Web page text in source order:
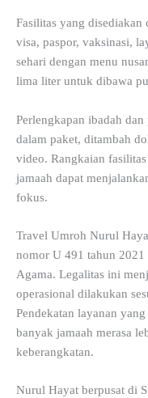
Fasilitas yang
visa, paspor, vaksinasi,
sehari dengan menu
lima liter untuk dibawa
Perlengkapan ibadah
dalam paket, ditambah
video. Rangkaian
jamaah dapat
fokus.
Travel Umroh Nurul
nomor U 491 tahun
Agama. Legalitas ini
operasional dilakukan
Pendekatan layanan
banyak jamaah merasa
keberangkatan.
Nurul Hayat berpusat di